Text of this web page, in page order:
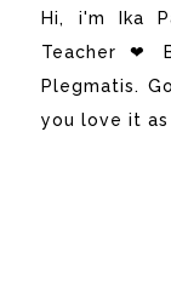
Hi, i'm Ika
Teacher ❤
Plegmatis.
you love it as